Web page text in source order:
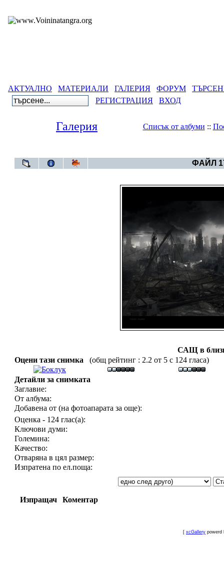
АКТУАЛНО МАТЕРИАЛИ ГАЛЕРИЯ ФОРУМ
РЕГИСТРАЦИЯ
ВХОД
Галерия Списък от албуми ::
ФАЙЛ
САЩ в
Оцени тази снимка
(общ рейтинг : 2.2 от 5 с 124 гласа)
Детайли за снимката
Заглавие:
От албума:
Добавена от (на фотоапарата за още):
Оценка - 124 глас(а):
Ключови думи:
Големина:
Качество:
Отваряна в цял размер:
Изпратена по ел.поща:
Изпращач Коментар
[ xcGallery